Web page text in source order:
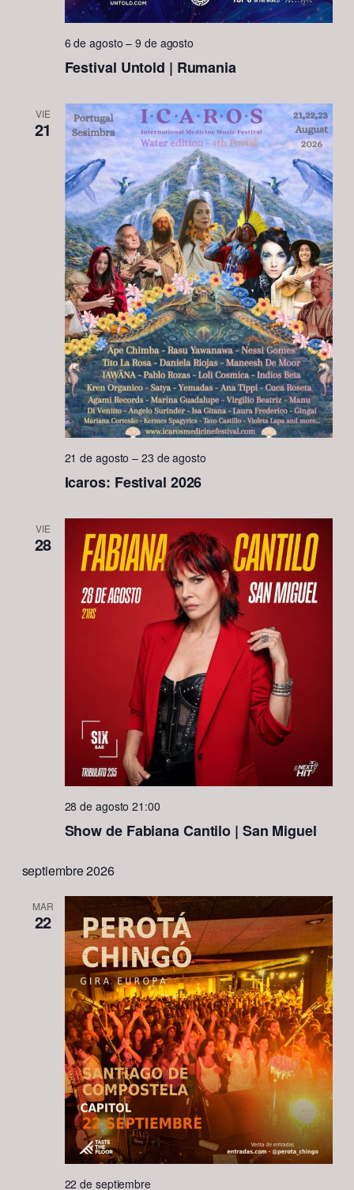
Festival Untold | Rumania
6 de agosto –9 de agosto
VIE
21
Icaros: Festival 2026
21 de agosto –23 de agosto
VIE
28
Show de Fabiana Cantilo | San Miguel
28 de agosto 21:00
septiembre 2026
MAR
22
22 de septiembre